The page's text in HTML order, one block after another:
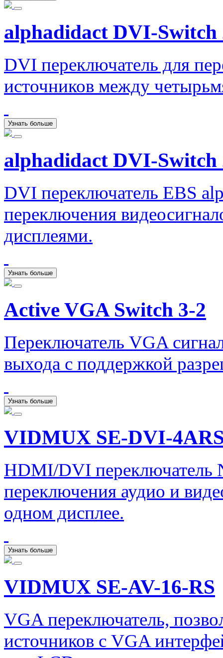
alphadidact DVI-Switch
DVI переключатель для
источников между
Узнать больше
alphadidact DVI-Switch
DVI переключатель EBS
переключения
дисплеями.
Узнать больше
Active VGA Switch 3-2
Переключатель VGA
выхода с поддержкой
Узнать больше
VIDMUX SE-DVI-
HDMI/DVI
переключения аудио и
одном дисплее.
Узнать больше
VIDMUX SE-AV-16-RS
VGA переключатель,
источников с VGA